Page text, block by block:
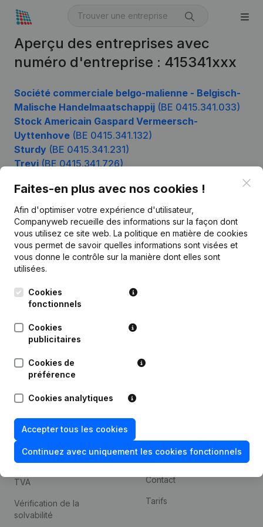
Aperçu des entreprises avec
numéro d'entreprise : 415341xxx
Société commerciale belgo-malienne - Belgisch-
Malische Handelmaatschappij (BE 0415.341.033)
Stock Americain Gaspard Vermeersch-
Uyttenhove (BE 0415.341.132)
Sturdy (BE 0415.341.231)
Trevi(BE 0415.341.726)
Faites-en plus avec nos cookies !
Afin d'optimiser votre expérience d'utilisateur,
Companyweb recueille des informations sur la façon dont
vous utilisez ce site web. La politique en matière de cookies
vous permet de savoir quelles informations sont visées et
vous donne le contrôle sur la manière dont elles sont
utilisées.
Cookies
fonctionnels
Cookies
publicitaires
Cookies de
préférence
Cookies analytiques
Accepter tous les cookies
Continuez avec uniquement les cookies fonctionnels
Français
Kantorenpark Everest
Leuvensesteenweg
1800 Vilvoorde
Produit
Informations d’entreprise
Monitoring
Compliance et prévention
de la fraude
Consulter des comptes
annuels
TVA
Vérification de la
solvabilité
Contact
Tarifs